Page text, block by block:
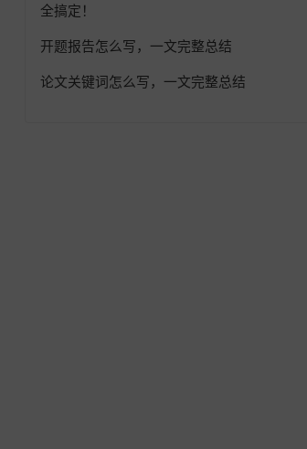
全搞定！
开题报告怎么写，一文完整总结
论文关键词怎么写，一文完整总结